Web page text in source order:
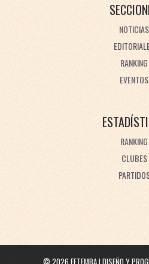
NOTICIAS
RANKING
EVENTOS
RANKING
CLUBES